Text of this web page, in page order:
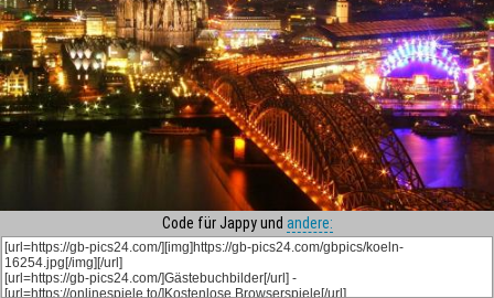
Code für Jappy und andere: